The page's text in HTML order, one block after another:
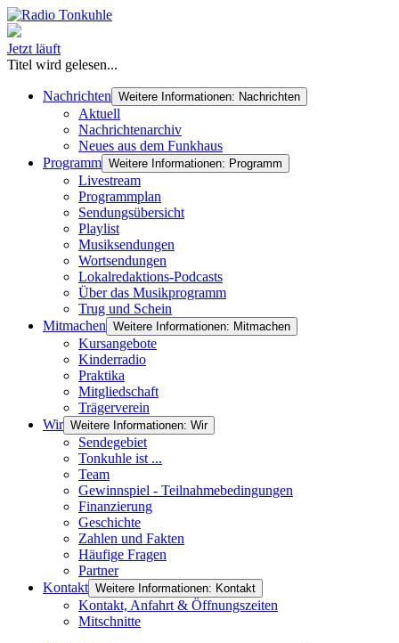
Jetzt läuft
Titel wird gelesen...
Nachrichten Weitere Informationen: Nachrichten
Aktuell
Nachrichtenarchiv
Neues aus dem Funkhaus
Programm Weitere Informationen: Programm
Livestream
Programmplan
Sendungsübersicht
Playlist
Musiksendungen
Wortsendungen
Lokalredaktions-Podcasts
Über das Musikprogramm
Trug und Schein
Mitmachen Weitere Informationen: Mitmachen
Kursangebote
Kinderradio
Praktika
Mitgliedschaft
Trägerverein
Wir Weitere Informationen: Wir
Sendegebiet
Tonkuhle ist ...
Team
Gewinnspiel - Teilnahmebedingungen
Finanzierung
Geschichte
Zahlen und Fakten
Häufige Fragen
Partner
Kontakt Weitere Informationen: Kontakt
Kontakt, Anfahrt & Öffnungszeiten
Mitschnitte